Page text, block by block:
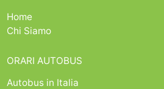
Home
Chi Siamo
ORARI AUTOBUS
Autobus in Italia